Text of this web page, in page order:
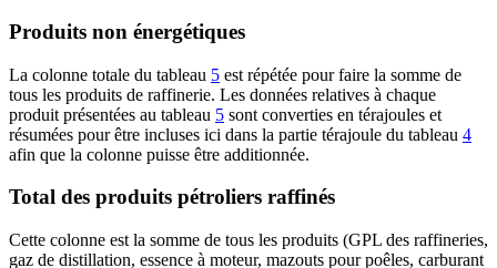
Produits non énergétiques
La colonne totale du tableau 5 est répétée pour faire la somme de
tous les produits de raffinerie. Les données relatives à chaque
produit présentées au tableau 5 sont converties en térajoules et
résumées pour être incluses ici dans la partie térajoule du tableau 4
afin que la colonne puisse être additionnée.
Total des produits pétroliers raffinés
Cette colonne est la somme de tous les produits (GPL des raffineries,
gaz de distillation, essence à moteur, mazouts pour poêles, carburant